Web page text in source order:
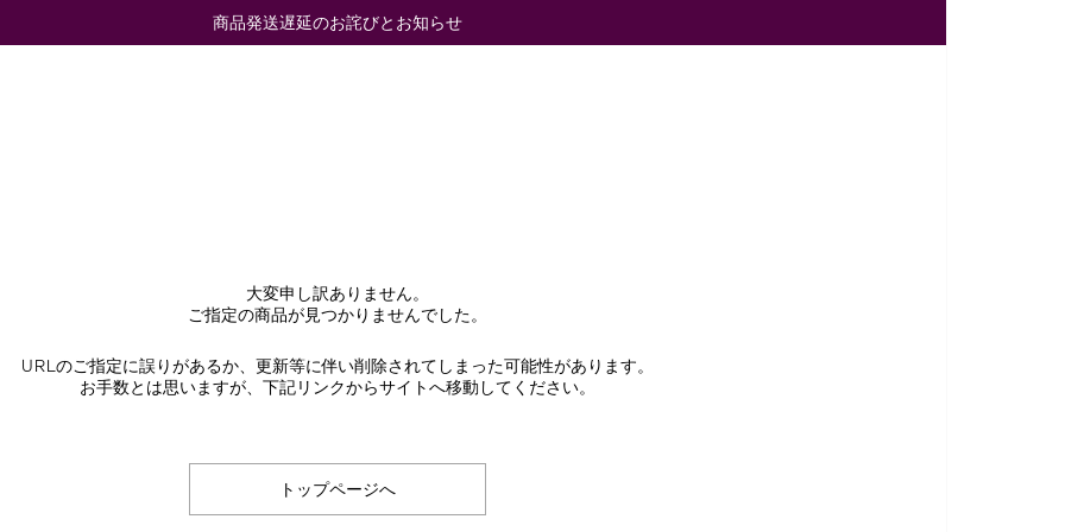
商品発送遅延のお詫びとお知らせ
大変申し訳ありません。
ご指定の商品が見つかりませんでした。
URLのご指定に誤りがあるか、更新等に伴い削除されてしまった可能性があります。
お手数とは思いますが、下記リンクからサイトへ移動してください。
トップページへ